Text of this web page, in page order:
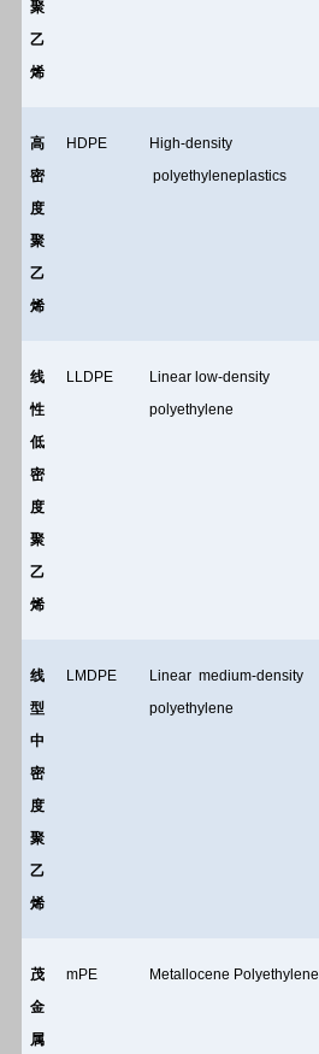
聚
乙
烯
高
密
度
聚
乙
烯
HDPE
High-density
polyethyleneplastics
线
性
低
密
度
聚
乙
烯
LLDPE
Linear low-density
polyethylene
线
型
中
密
度
聚
乙
烯
LMDPE
Linear medium-density
polyethylene
茂
金
属
mPE Metallocene Polyethylene